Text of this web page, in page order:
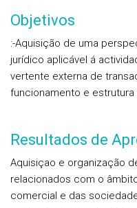
Objetivos
:-Aquisição de uma
jurídico aplicável á
vertente externa de
funcionamento e
Resultados de
Aquisiçao e organização
relacionados com o
comercial e das